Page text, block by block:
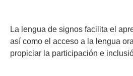
La lengua de signos facilita el
así como el acceso a la lengua
propiciar la participación e